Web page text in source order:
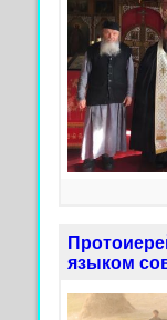
языком